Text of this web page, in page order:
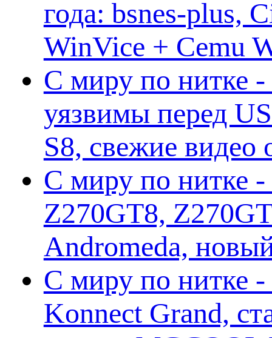
года: bsnes-plus,
WinVice + Cemu
С миру по нитке
уязвимы перед
S8, свежие
С миру по нитке -
Z270GT8,
Andromeda,
С миру по нитке -
Konnect Grand,